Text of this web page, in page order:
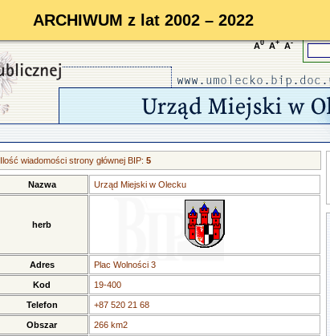
ARCHIWUM z lat 2002 – 2022
A0 A+ A-
Ilość wiadomości strony głównej BIP: 5
Nazwa Urząd Miejski w Olecku
herb
Adres Plac Wolności 3
Kod 19-400
Telefon +87 520 21 68
Obszar 266 km2